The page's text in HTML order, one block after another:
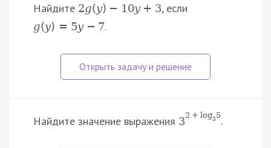
Найдите 2g(y) − 10y + 3, если
g(y) = 5y − 7.
Найдите значение выражения 32 + log3 5.